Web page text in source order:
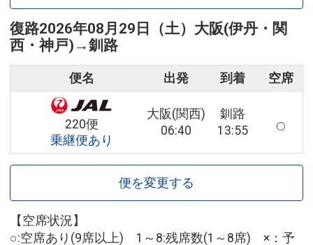
復路2026年08月29日（土） 大阪(伊丹・関
西・神戸) →釧路
便名 出発 到着 空席
220便
乗継便あり
大阪(関西)
06:40
釧路
13:55
便を変更する
【空席状況】
○:空席あり(9席以上) 1～8:残席数(1～8席) ×：予